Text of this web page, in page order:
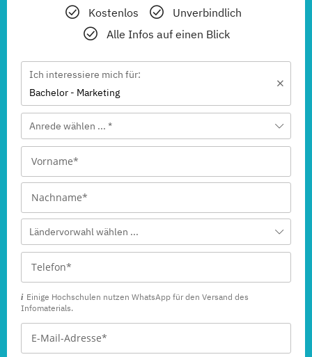
Kostenlos
Unverbindlich
Alle Infos auf einen Blick
Ich interessiere mich für:
Bachelor - Marketing
Anrede wählen ... *
Ländervorwahl wählen ...
Einige Hochschulen nutzen WhatsApp für den Versand des
Infomaterials.